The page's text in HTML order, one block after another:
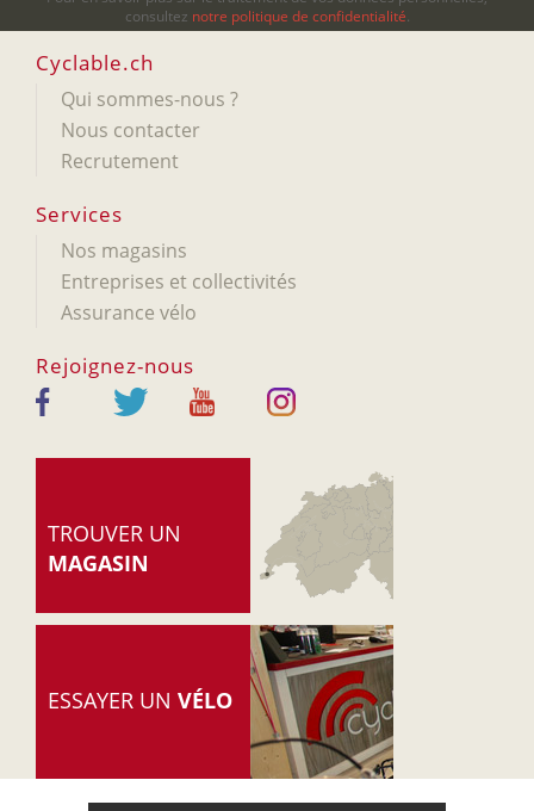
consultez notre politique de confidentialité.
Cyclable.ch
Qui sommes-nous ?
Nous contacter
Recrutement
Services
Nos magasins
Entreprises et collectivités
Assurance vélo
Rejoignez-nous
TROUVER UN
MAGASIN
ESSAYER UN VÉLO
© 2005-2026 Cyclable.ch-Accueil-Mentions légales